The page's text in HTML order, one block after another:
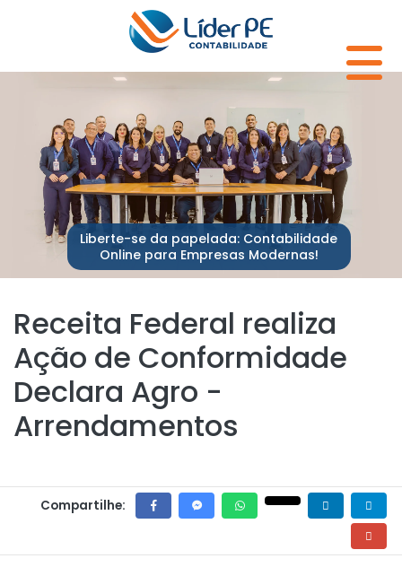
Liberte-se da papelada: Contabilidade
Online para Empresas Modernas!
Receita Federal realiza
Ação de Conformidade
Declara Agro -
Arrendamentos
Compartilhe: